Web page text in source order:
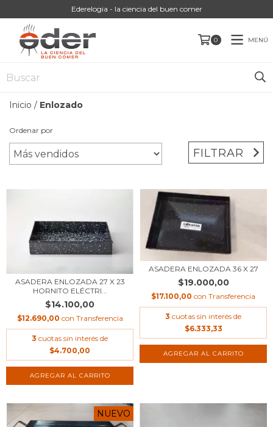
Ederelogia - la ciencia del buen comer
0 MENÚ
Inicio / Enlozado
Ordenar por
FILTRAR
ASADERA ENLOZADA 27 X 23
HORNITO ELÉCTRI...
$14.100,00
$12.690,00 con Transferencia
3 cuotas sin interés de
$4.700,00
ASADERA ENLOZADA 36 X 27
$19.000,00
$17.100,00 con Transferencia
3 cuotas sin interés de
$6.333,33
NUEVO